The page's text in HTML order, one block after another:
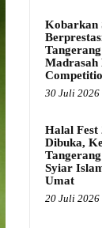
Kobarkan
Madrasah
30 Juli 2026
Halal Fest
Dibuka,
Syiar
Umat
20 Juli 2026